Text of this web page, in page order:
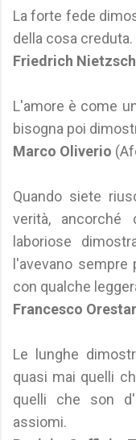
La forte fede
della cosa creduta.
Friedrich
L'amore è come
bisogna poi
Marco Oliverio
Quando siete
verità,
laboriose
l'avevano
con qualche
Francesco
Le lunghe
quasi mai quelli
quelli che son
assiomi.